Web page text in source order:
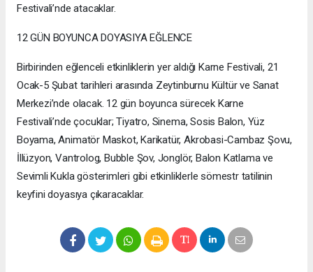
Festivali’nde atacaklar.
12 GÜN BOYUNCA DOYASIYA EĞLENCE
Birbirinden eğlenceli etkinliklerin yer aldığı Karne Festivali, 21
Ocak-5 Şubat tarihleri arasında Zeytinburnu Kültür ve Sanat
Merkezi’nde olacak. 12 gün boyunca sürecek Karne
Festivali’nde çocuklar; Tiyatro, Sinema, Sosis Balon, Yüz
Boyama, Animatör Maskot, Karikatür, Akrobasi-Cambaz Şovu,
İllüzyon, Vantrolog, Bubble Şov, Jonglör, Balon Katlama ve
Sevimli Kukla gösterimleri gibi etkinliklerle sömestr tatilinin
keyfini doyasıya çıkaracaklar.